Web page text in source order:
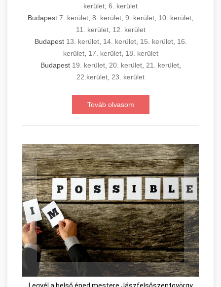
kerület, 6. kerület
Budapest 7. kerület, 8. kerület, 9. kerület, 10. kerület,
11. kerület, 12. kerület
Budapest 13. kerület, 14. kerület, 15. kerület, 16.
kerület, 17. kerület, 18. kerület
Budapest 19. kerület, 20. kerület, 21. kerület,
22.kerület, 23. kerület
Továb olvasom